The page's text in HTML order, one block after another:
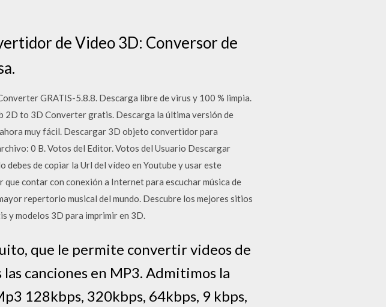
de Video 3D: Conversor de
GRATIS-5.8.8. Descarga libre de virus y 100 % limpia.
to 3D Converter gratis. Descarga la última versión de
muy fácil. Descargar 3D objeto convertidor para
0 B. Votos del Editor. Votos del Usuario Descargar
debes de copiar la Url del vídeo en Youtube y usar este
contar con conexión a Internet para escuchar música de
repertorio musical del mundo. Descubre los mejores sitios
y modelos 3D para imprimir en 3D.
que le permite convertir videos de
canciones en MP3. Admitimos la
128kbps, 320kbps, 64kbps, 9 kbps,